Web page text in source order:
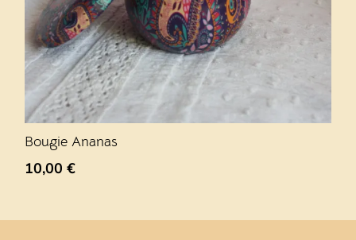
Bougie Ananas
10,00€